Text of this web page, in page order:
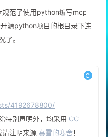
范了使用python编写mcp
源python项目的根目录下连
了。
4192678800/
特别声明外，均采用 CC
请注明来源 慕雪的寒舍！